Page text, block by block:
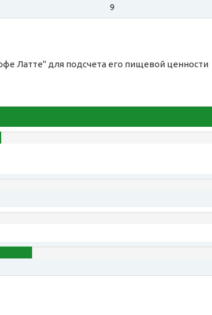
9
Латте" для подсчета его пищевой ценности